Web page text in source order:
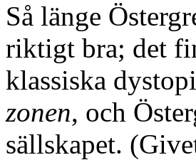
Så länge
riktigt bra; det
klassiska
zonen, och
sällskapet.